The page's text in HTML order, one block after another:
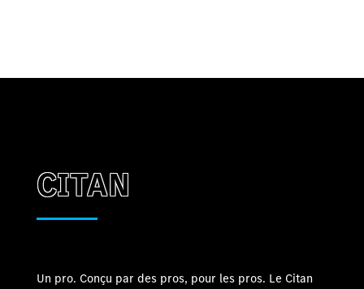
CITAN
Un pro. Conçu par des pros, pour les pros. Le Citan